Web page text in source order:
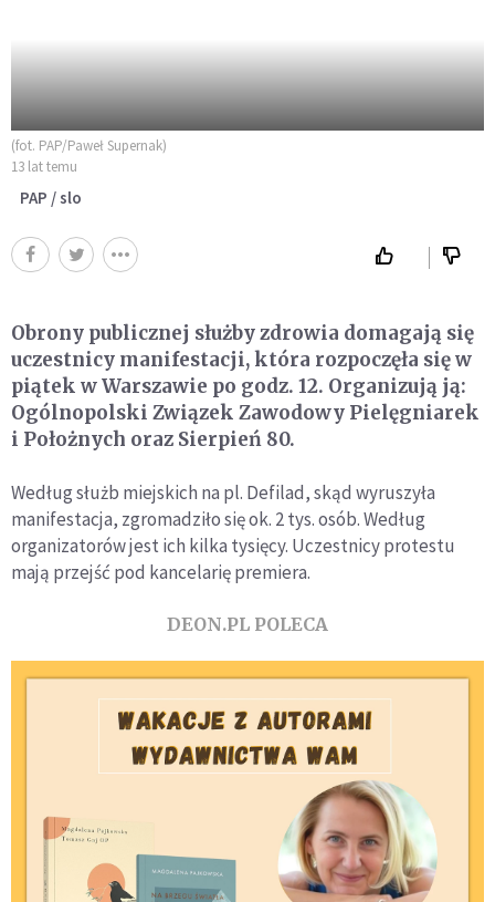
(fot. PAP/Paweł Supernak)
13 lat temu
PAP / slo
Obrony publicznej służby zdrowia domagają się
uczestnicy manifestacji, która rozpoczęła się w
piątek w Warszawie po godz. 12. Organizują ją:
Ogólnopolski Związek Zawodowy Pielęgniarek
i Położnych oraz Sierpień 80.
Według służb miejskich na pl. Defilad, skąd wyruszyła
manifestacja, zgromadziło się ok. 2 tys. osób. Według
organizatorów jest ich kilka tysięcy. Uczestnicy protestu
mają przejść pod kancelarię premiera.
DEON.PL POLECA